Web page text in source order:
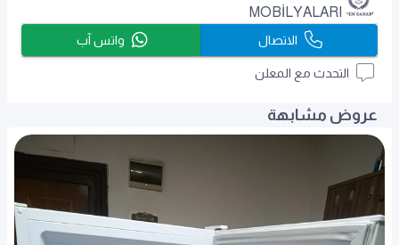
MOBİLYALARI
الاتصال واتس آب
التحدث مع المعلن
عروض مشابهة